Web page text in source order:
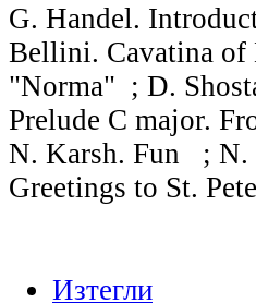
G. Handel.
Bellini. Cavatina of
"Norma" ; D.
Prelude C major.
N. Karsh. Fun ;
Greetings to St.
Изтегли